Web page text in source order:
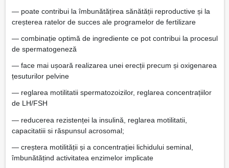
— poate contribui la îmbunătățirea sănătății reproductive și la
creșterea ratelor de succes ale programelor de fertilizare
— combinație optimă de ingrediente ce pot contribui la procesul
de spermatogeneză
— face mai ușoară realizarea unei erecții precum și oxigenarea
țesuturilor pelvine
— reglarea motilitatii spermatozoizilor, reglarea concentrațiilor
de LH/FSH
— reducerea rezistenței la insulină, reglarea motilitatii,
capacitatiii si răspunsul acrosomal;
— creștera motilității și a concentrației lichidului seminal,
îmbunătățind activitatea enzimelor implicate